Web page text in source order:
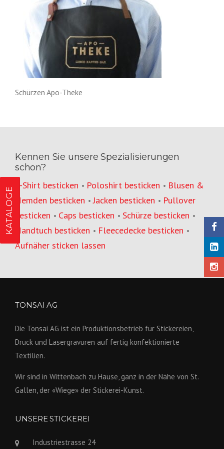
Schürzen Apo-Theke
KATALOGE
Kennen Sie unsere Spezialisierungen
schon?
T-Shirt besticken • Poloshirt besticken • Blusen &
Hemden besticken •Jacken besticken • Pullover
besticken • Caps besticken • Schürze besticken •
Handtuch besticken • Fleecedecke besticken •
Aufnäher sticken lassen
TONSAI AG
Die Tonsai AG ist ein Produktions­betrieb für Stickereien,
Druck und Lasergravuren auf fertig konfek­tionierte
Textilien.
Wir sind in Wittenbach zu Hause, ganz in der Nähe von St.
Gallen, der «Wiege» der Stickerei-Kunst.
UNSERE STICKEREI
Industriestrasse 24